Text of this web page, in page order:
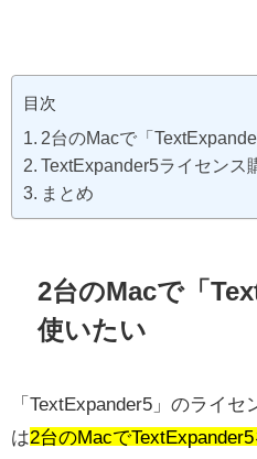
目次
2台のMacで「
TextExpander5ライセンス
まとめ
2台のMacで「
使いたい
「TextExpander5」のライ
は2台のMacで